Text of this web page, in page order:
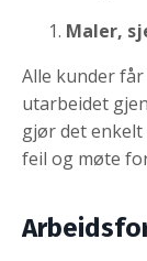
Maler,
Alle kunder
utarbeidet
gjør det
feil og møte